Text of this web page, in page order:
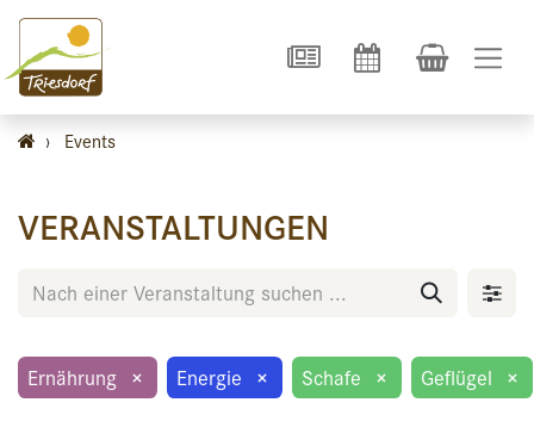
› Events
VERANSTALTUNGEN
Ernährung × Energie × Schafe × Geflügel ×